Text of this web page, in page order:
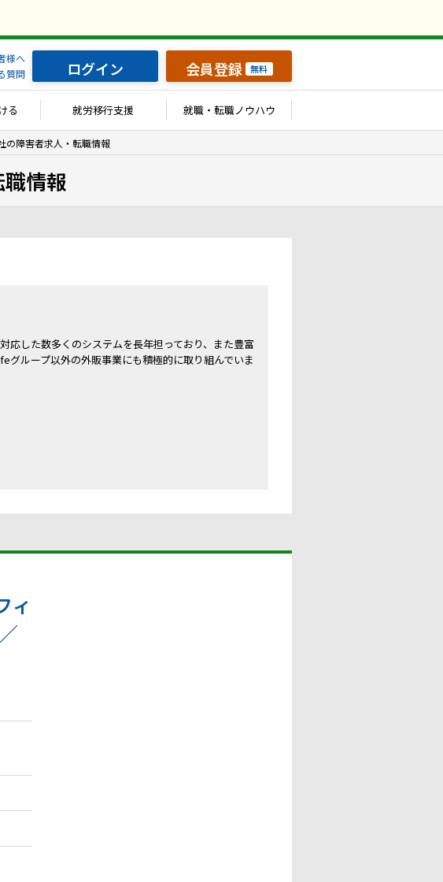
様へ
質問 ログイン 会員登録 無料
る 就労移行支援 就職・転職ノウハウ
の障害者求人・転職情報
情報
応した数多くのシステムを長年担っており、また豊富
グループ以外の外販事業にも積極的に取り組んでいま
ィ